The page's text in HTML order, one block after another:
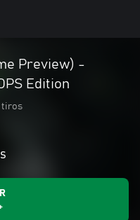
Preview) -
Edition
tiros